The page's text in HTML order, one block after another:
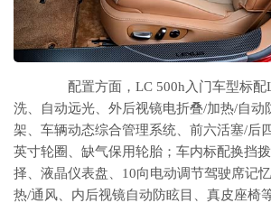
配置方面，LC 500h入门车型标配
洗、自动远光、外后视镜电折叠/加热/自动
架、车辆动态综合管理系统、前六活塞/后
英寸轮圈、缺气保用轮胎；车内标配换挡
择、液晶仪表盘、10向电动调节驾驶席记
热/通风、内后视镜自动防眩目、真皮座椅等